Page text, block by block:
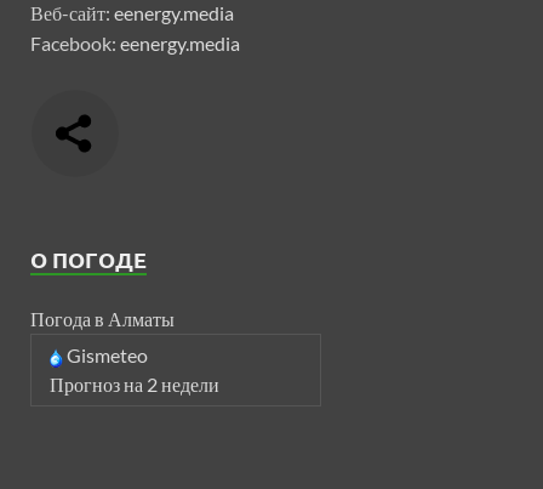
Веб-сайт: eenergy.media
Facebook: eenergy.media
О ПОГОДЕ
Погода в Алматы
Gismeteo
Прогноз на 2 недели